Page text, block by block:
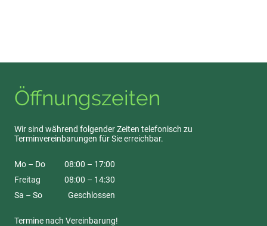
Öffnungszeiten
Wir sind während folgender Zeiten telefonisch zu
Terminvereinbarungen für Sie erreichbar.
Mo – Do
08:00 – 17:00
Freitag
08:00 – 14:30
Sa – So
Geschlossen
Termine nach Vereinbarung!